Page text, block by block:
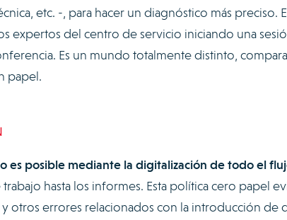
etc. -, para hacer un diagnóstico más preciso.
expertos del centro de servicio iniciando una
Es un mundo totalmente distinto,
papel.
es posible mediante la digitalización de todo el
hasta los informes. Esta política cero papel
otros errores relacionados con la introducción de